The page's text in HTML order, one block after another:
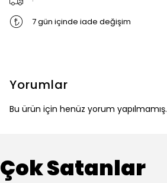
7 gün içinde iade değişim
Yorumlar
Bu ürün için henüz yorum yapılmamış.
Çok Satanlar